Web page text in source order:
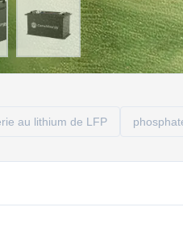
au lithium de LFP